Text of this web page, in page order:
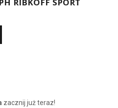
RIBKOFF SPORT
zacznij już teraz!